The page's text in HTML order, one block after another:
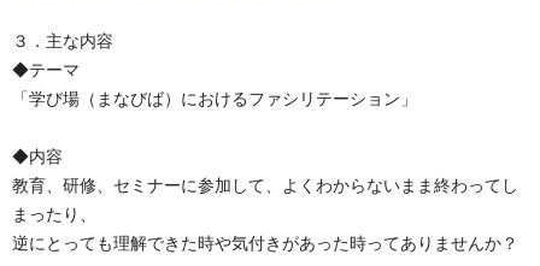
３．主な内容
◆テーマ
「学び場（まなびば）におけるファシリテーション」
◆内容
教育、研修、セミナーに参加して、よくわからないまま終わってし
まったり、
逆にとっても理解できた時や気付きがあった時ってありませんか？